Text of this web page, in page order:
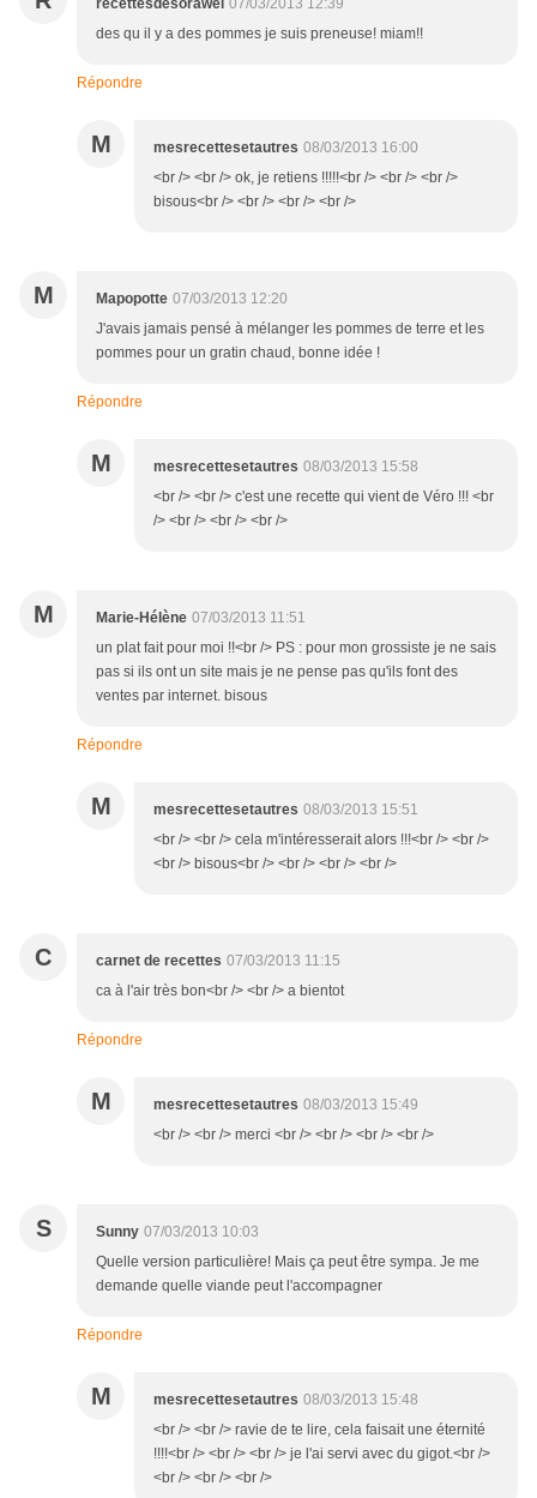
recettesdesorawel 07/03/2013 12:39
des qu il y a des pommes je suis preneuse! miam!!
Répondre
M mesrecettesetautres 08/03/2013 16:00
<br /> <br /> ok, je retiens !!!!!<br /> <br /> <br />
bisous<br /> <br /> <br /> <br />
M Mapopotte 07/03/2013 12:20
J'avais jamais pensé à mélanger les pommes de terre et les
pommes pour un gratin chaud, bonne idée !
Répondre
M mesrecettesetautres 08/03/2013 15:58
<br /> <br /> c'est une recette qui vient de Véro !!! <br
/> <br /> <br /> <br />
M Marie-Hélène 07/03/2013 11:51
un plat fait pour moi !!<br /> PS : pour mon grossiste je ne sais
pas si ils ont un site mais je ne pense pas qu'ils font des
ventes par internet. bisous
Répondre
M mesrecettesetautres 08/03/2013 15:51
<br /> <br /> cela m'intéresserait alors !!!<br /> <br />
<br /> bisous<br /> <br /> <br /> <br />
C carnet de recettes 07/03/2013 11:15
ca à l'air très bon<br /> <br /> a bientot
Répondre
M mesrecettesetautres 08/03/2013 15:49
<br /> <br /> merci <br /> <br /> <br /> <br />
S Sunny 07/03/2013 10:03
Quelle version particulière! Mais ça peut être sympa. Je me
demande quelle viande peut l'accompagner
Répondre
M mesrecettesetautres 08/03/2013 15:48
<br /> <br /> ravie de te lire, cela faisait une éternité
!!!!<br /> <br /> <br /> je l'ai servi avec du gigot.<br />
<br /> <br /> <br />